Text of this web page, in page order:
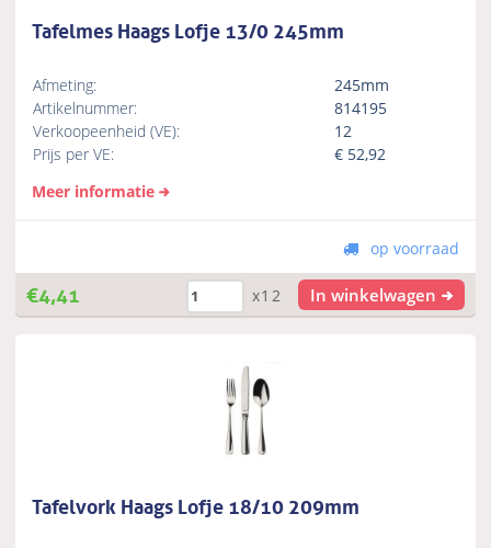
Tafelmes Haags Lofje 13/0 245mm
Afmeting:
245mm
Artikelnummer:
814195
Verkoopeenheid (VE):
12
Prijs per VE:
€ 52,92
Meer informatie
op voorraad
€4,41 x12 In winkelwagen
Tafelvork Haags Lofje 18/10 209mm